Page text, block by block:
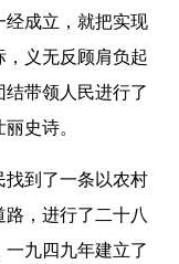
成立，就把实现
义无反顾肩负起
带领人民进行了
史诗。
到了一条以农村
，进行了二十八
九四九年建立了